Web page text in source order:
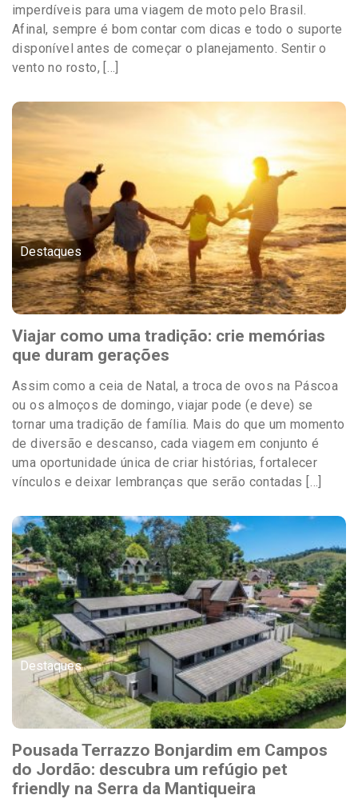
imperdíveis para uma viagem de moto pelo Brasil.
Afinal, sempre é bom contar com dicas e todo o suporte
disponível antes de começar o planejamento. Sentir o
vento no rosto, […]
Destaques
Viajar como uma tradição: crie memórias
que duram gerações
Assim como a ceia de Natal, a troca de ovos na Páscoa
ou os almoços de domingo, viajar pode (e deve) se
tornar uma tradição de família. Mais do que um momento
de diversão e descanso, cada viagem em conjunto é
uma oportunidade única de criar histórias, fortalecer
vínculos e deixar lembranças que serão contadas […]
Destaques
Pousada Terrazzo Bonjardim em Campos
do Jordão: descubra um refúgio pet
friendly na Serra da Mantiqueira